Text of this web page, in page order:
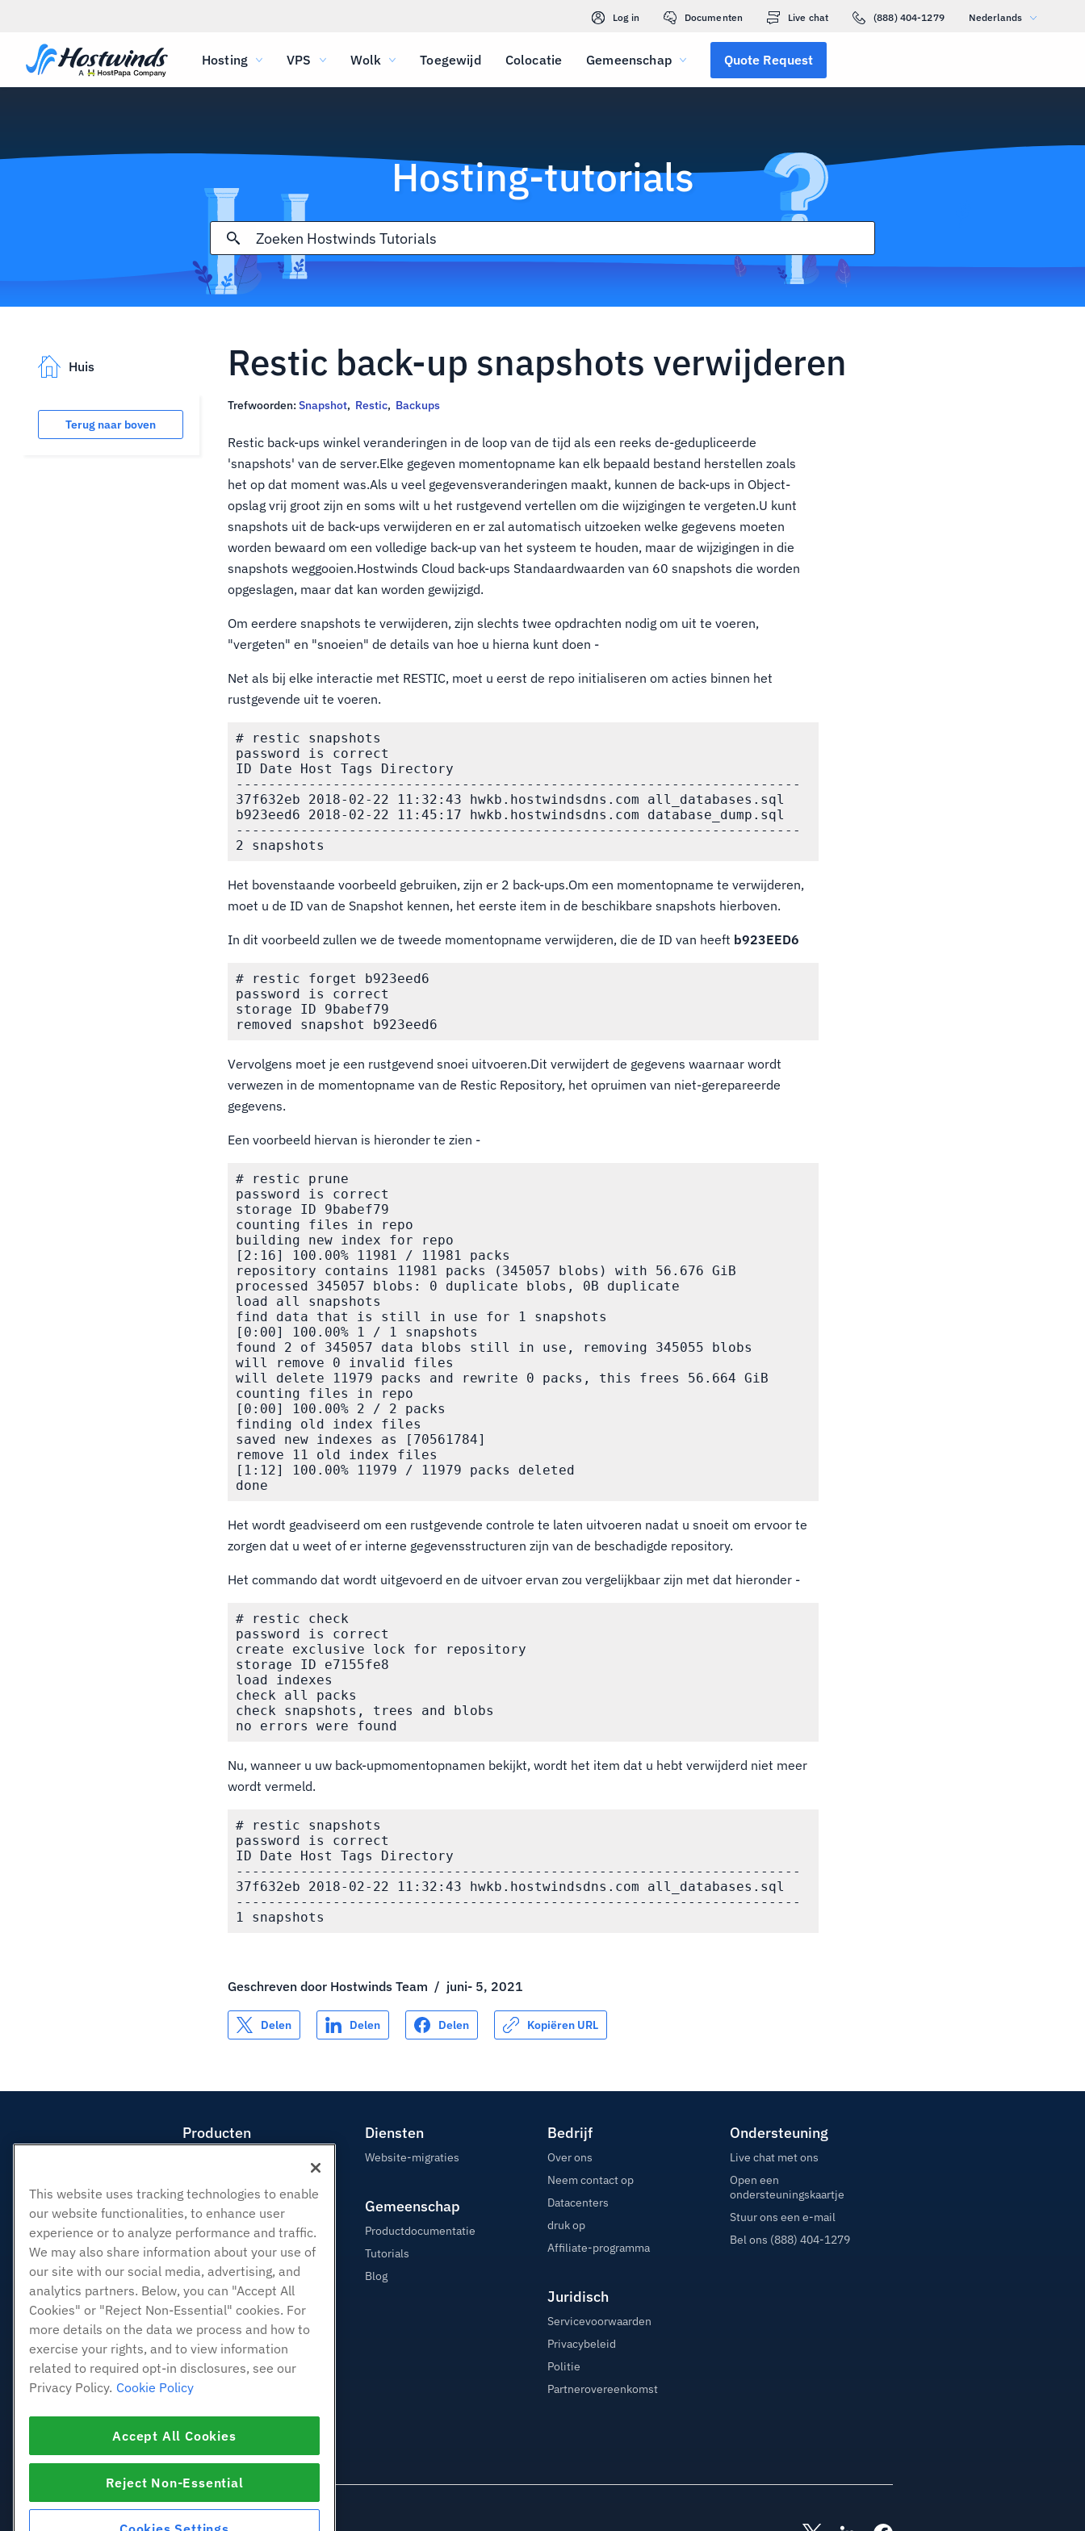
Log in Documenten Live chat (888) 404-1279 Nederlands
Hosting VPS Wolk Toegewijd Colocatie Gemeenschap Quote Request
Hosting-tutorials
Huis
Terug naar boven
Restic back-up snapshots verwijderen
Trefwoorden: Snapshot, Restic, Backups
Restic back-ups winkel veranderingen in de loop van de tijd als een reeks de-gedupliceerde
'snapshots' van de server.Elke gegeven momentopname kan elk bepaald bestand herstellen zoals
het op dat moment was.Als u veel gegevensveranderingen maakt, kunnen de back-ups in Object-
opslag vrij groot zijn en soms wilt u het rustgevend vertellen om die wijzigingen te vergeten.U kunt
snapshots uit de back-ups verwijderen en er zal automatisch uitzoeken welke gegevens moeten
worden bewaard om een volledige back-up van het systeem te houden, maar de wijzigingen in die
snapshots weggooien.Hostwinds Cloud back-ups Standaardwaarden van 60 snapshots die worden
opgeslagen, maar dat kan worden gewijzigd.
Om eerdere snapshots te verwijderen, zijn slechts twee opdrachten nodig om uit te voeren,
"vergeten" en "snoeien" de details van hoe u hierna kunt doen -
Net als bij elke interactie met RESTIC, moet u eerst de repo initialiseren om acties binnen het
rustgevende uit te voeren.
# restic snapshots
password is correct
ID Date Host Tags Directory
----------------------------------------------------------------------
37f632eb 2018-02-22 11:32:43 hwkb.hostwindsdns.com all_databases.sql
b923eed6 2018-02-22 11:45:17 hwkb.hostwindsdns.com database_dump.sql
----------------------------------------------------------------------
Het bovenstaande voorbeeld gebruiken, zijn er 2 back-ups.Om een momentopname te verwijderen,
moet u de ID van de Snapshot kennen, het eerste item in de beschikbare snapshots hierboven.
In dit voorbeeld zullen we de tweede momentopname verwijderen, die de ID van heeft b923EED6
# restic forget b923eed6
password is correct
storage ID 9babef79
Vervolgens moet je een rustgevend snoei uitvoeren.Dit verwijdert de gegevens waarnaar wordt
verwezen in de momentopname van de Restic Repository, het opruimen van niet-gerepareerde
gegevens.
Een voorbeeld hiervan is hieronder te zien -
# restic prune
password is correct
storage ID 9babef79
counting files in repo
building new index for repo
[2:16] 100.00% 11981 / 11981 packs
repository contains 11981 packs (345057 blobs) with 56.676 GiB
processed 345057 blobs: 0 duplicate blobs, 0B duplicate
load all snapshots
find data that is still in use for 1 snapshots
[0:00] 100.00% 1 / 1 snapshots
found 2 of 345057 data blobs still in use, removing 345055 blobs
will remove 0 invalid files
will delete 11979 packs and rewrite 0 packs, this frees 56.664 GiB
counting files in repo
[0:00] 100.00% 2 / 2 packs
finding old index files
saved new indexes as [70561784]
remove 11 old index files
[1:12] 100.00% 11979 / 11979 packs deleted
Het wordt geadviseerd om een rustgevende controle te laten uitvoeren nadat u snoeit om ervoor te
zorgen dat u weet of er interne gegevensstructuren zijn van de beschadigde repository.
Het commando dat wordt uitgevoerd en de uitvoer ervan zou vergelijkbaar zijn met dat hieronder -
# restic check
password is correct
create exclusive lock for repository
storage ID e7155fe8
load indexes
check all packs
check snapshots, trees and blobs
Nu, wanneer u uw back-upmomentopnamen bekijkt, wordt het item dat u hebt verwijderd niet meer
wordt vermeld.
# restic snapshots
password is correct
ID Date Host Tags Directory
----------------------------------------------------------------------
37f632eb 2018-02-22 11:32:43 hwkb.hostwindsdns.com all_databases.sql
----------------------------------------------------------------------
Geschreven door Hostwinds Team / juni- 5, 2021
Delen Delen Delen Kopiëren URL
Producten
Hosting door wederverkopers
White Label-wederverkoper
Beheerde Linux VPS
Onbemanig Linux VPS
Beheerde ramen VPS
Onbeheerde Windows VPS
Cloud Servers
Load Balancers
Blokkeer opslag
SSL Certificaten
Diensten
Website-migraties
Gemeenschap
Productdocumentatie
Tutorials
Blog
Bedrijf
Over ons
Neem contact op
Datacenters
druk op
Affiliate-programma
Juridisch
Servicevoorwaarden
Privacybeleid
Politie
Partnerovereenkomst
Ondersteuning
Live chat met ons
Open een
ondersteuningskaartje
Stuur ons een e-mail
Bel ons (888) 404-1279
This website uses tracking technologies to enable
our website functionalities, to enhance user
experience or to analyze performance and traffic.
We may also share information about your use of
our site with our social media, advertising, and
analytics partners. Below, you can "Accept All
Cookies" or "Reject Non-Essential" cookies. For
more details on the data we process and how to
exercise your rights, and to view information
related to required opt-in disclosures, see our
Privacy Policy. Cookie Policy
Accept All Cookies
Reject Non-Essential